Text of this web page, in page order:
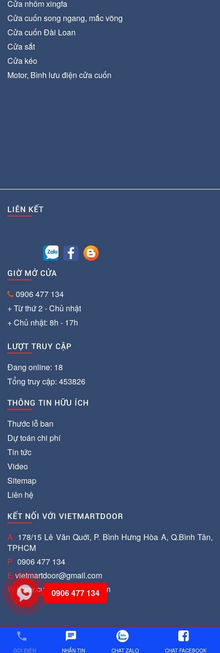
Cửa nhôm xingfa
Cửa cuốn song ngang, mắc võng
Cửa cuốn Đài Loan
Cửa sắt
Cửa kéo
Motor, Bình lưu điện cửa cuốn
LIÊN KẾT
GIỜ MỞ CỬA
0906 477 134
+ Từ thứ 2 - Chủ nhật
+ Chủ nhật: 8h - 17h
LƯỢT TRUY CẬP
Đang online: 18
Tổng truy cập: 453826
THÔNG TIN HỮU ÍCH
Thước lỗ ban
Dự toán chi phí
Tin tức
Video
Sitemap
Liên hệ
KẾT NỐI VỚI VIETMARTDOOR
A 178/15 Lê Văn Quới, P. Bình Hưng Hòa A, Q.Bình Tân,
TPHCM
P 0906 477 134
E vietmartdoor@gmail.com
W www.cuacuonvietmart.com
@2019 - Bản quyền thuộc về CUACUONVIETMART.COM |
Chuyên cung cấp, lắp đặt và sữa chữa các loại cửa cuốn
0906 477 134
phone
GỌI ĐIỆN
chat
NHẮN TIN CHAT ZALO CHAT FACEBOOK